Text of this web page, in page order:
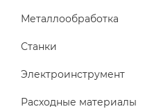
Металлообработка
Станки
Электроинструмент
Расходные материалы